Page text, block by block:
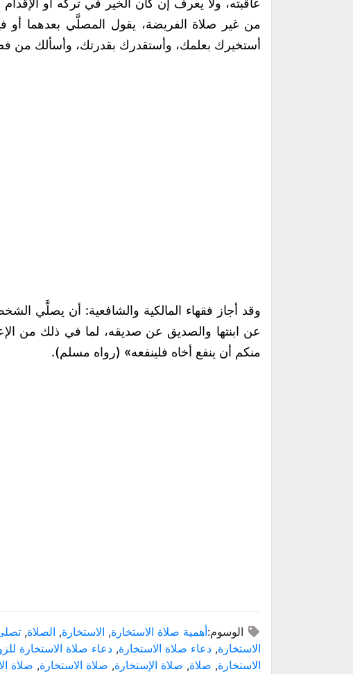
عاقبته، ولا يعرف إن كان الخير في تركه أو
من غير صلاة الفريضة، يقول المصلَّي بعدهما أو
أستخيرك بعلمك، وأستقدرك بقدرتك، وأسألك من
وقد أجاز فقهاء المالكية والشافعية: أن يصلَّي
عن ابنتها والصديق عن صديقه، لما في ذلك من
منكم أن ينفع أخاه فلينفعه» (رواه مسلم).
الوسوم:أهمية صلاة الاستخارة, الاستخارة, الصلاة,
الاستخارة, دعاء صلاة الاستخارة, دعاء صلاة الاستخارة
الاستخارة, صلاة, صلاة الإستخارة, صلاة الاستخارة, صلاة